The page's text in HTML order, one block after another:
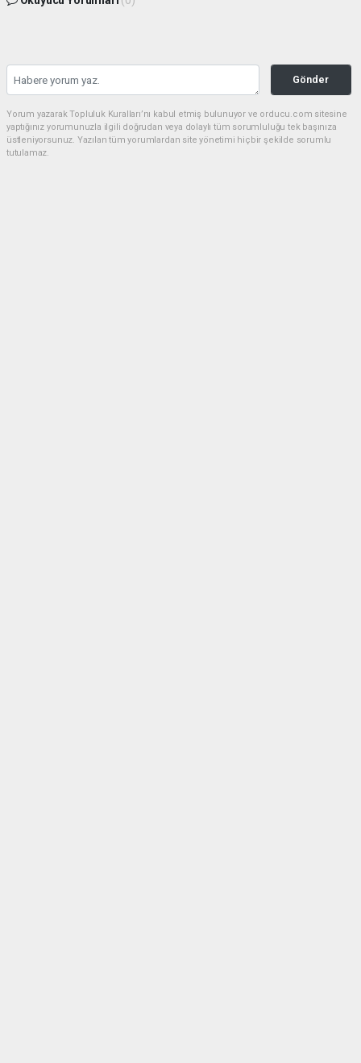
Gönder
Yorum yazarak Topluluk Kuralları’nı kabul etmiş bulunuyor ve orducu.com sitesine
yaptığınız yorumunuzla ilgili doğrudan veya dolaylı tüm sorumluluğu tek başınıza
üstleniyorsunuz. Yazılan tüm yorumlardan site yönetimi hiçbir şekilde sorumlu
tutulamaz.